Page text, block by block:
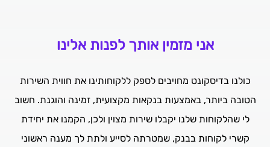
אני מזמין אותך לפנות אלינו
כולנו בדיסקונט מחויבים לספק ללקוחותינו את חווית השירות
הטובה ביותר, באמצעות בנקאות מקצועית, זמינה והוגנת. חשוב
לי שהלקוחות שלנו יקבלו שירות מצוין ולכן, הקמנו את יחידת
קשרי לקוחות בבנק, שמטרתה לסייע ולתת לך מענה ראשוני